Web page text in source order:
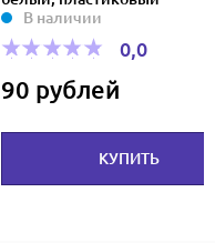
В наличии
0,0
90 рублей
КУПИТЬ